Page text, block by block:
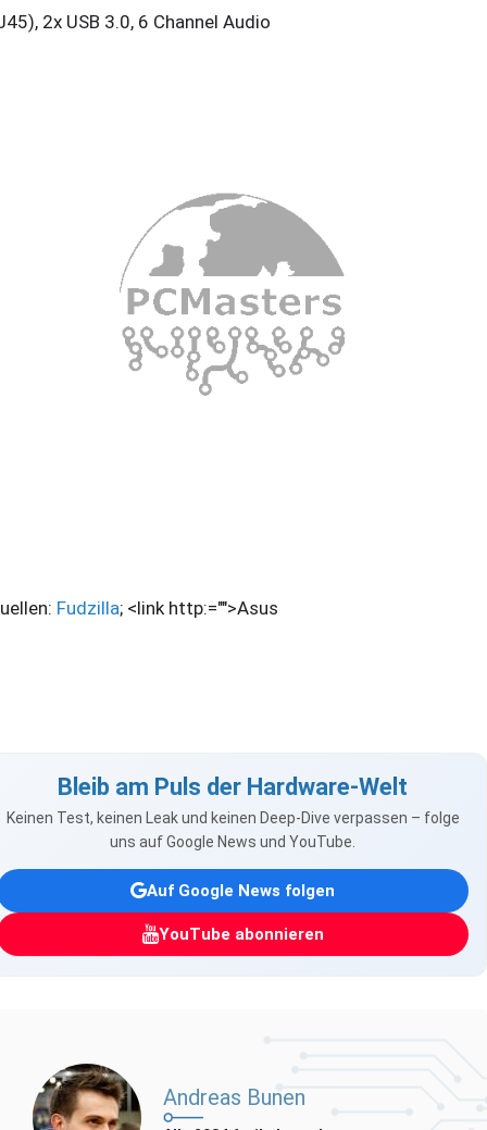
2x USB 3.0, 6 Channel Audio
Fudzilla; <link http:="">Asus
Bleib am Puls der Hardware-Welt
Keinen Test, keinen Leak und keinen Deep-Dive verpassen – folge
uns auf Google News und YouTube.
Auf Google News folgen
YouTube abonnieren
Andreas Bunen